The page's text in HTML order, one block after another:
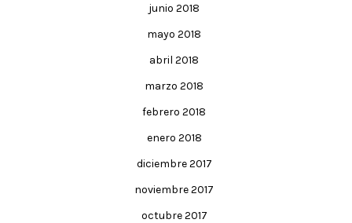
junio 2018
mayo 2018
abril 2018
marzo 2018
febrero 2018
enero 2018
diciembre 2017
noviembre 2017
octubre 2017